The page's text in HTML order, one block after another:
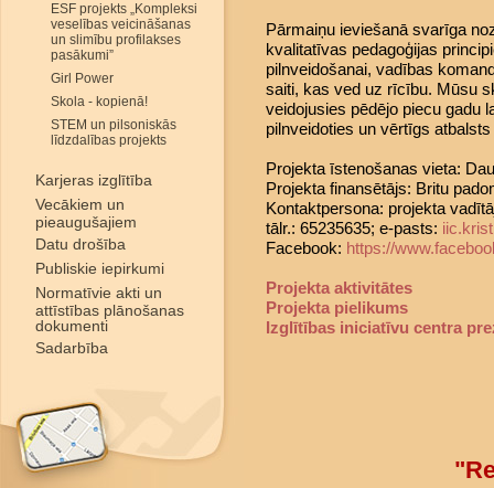
ESF projekts „Kompleksi
veselības veicināšanas
un slimību profilakses
pasākumi”
Girl Power
Skola - kopienā!
STEM un pilsoniskās
līdzdalības projekts
Karjeras izglītība
Vecākiem un
pieaugušajiem
Datu drošība
Publiskie iepirkumi
Normatīvie akti un
attīstības plānošanas
dokumenti
Sadarbība
Pārmaiņu ieviešanā svarīga
kvalitatīvas pedagoģijas
pilnveidošanai, vadības
saiti, kas ved uz rīcību. Mūsu
veidojusies pēdējo piecu gadu
pilnveidoties un vērtīgs
Projekta īstenošanas vieta:
Projekta finansētājs: Britu
Kontaktpersona: projekta
tālr.: 65235635; e-pasts:
Facebook: https://
Projekta aktivitātes
Projekta pielikums
Izglītības iniciatīvu centra